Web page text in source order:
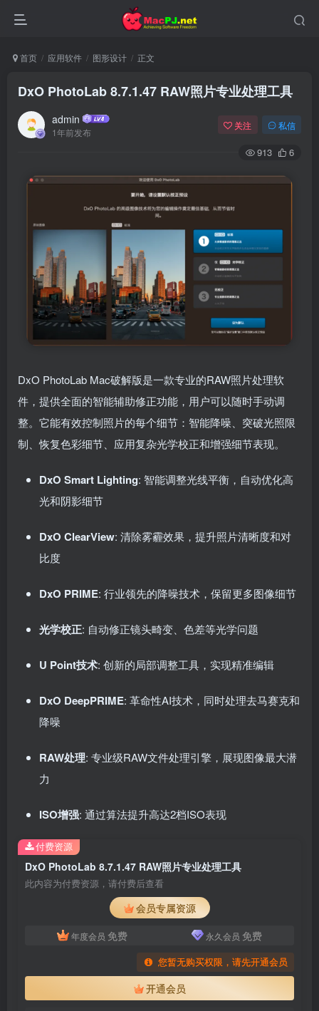
首页 应用软件 图形设计 正文
DxO PhotoLab 8.7.1.47 RAW照片专业处理工具
admin
1年前发布
关注 私信
913 6
DxO PhotoLab Mac破解版是一款专业的RAW照片处理软
件，提供全面的智能辅助修正功能，用户可以随时手动调
整。它能有效控制照片的每个细节：智能降噪、突破光照限
制、恢复色彩细节、应用复杂光学校正和增强细节表现。
DxO Smart Lighting: 智能调整光线平衡，自动优化高
光和阴影细节
DxO ClearView: 清除雾霾效果，提升照片清晰度和对
比度
DxO PRIME: 行业领先的降噪技术，保留更多图像细节
光学校正: 自动修正镜头畸变、色差等光学问题
U Point技术: 创新的局部调整工具，实现精准编辑
DxO DeepPRIME: 革命性AI技术，同时处理去马赛克和
降噪
RAW处理: 专业级RAW文件处理引擎，展现图像最大潜
力
ISO增强: 通过算法提升高达2档ISO表现
DxO PhotoLab 8.7.1.47 RAW照片专业处理工具
此内容为付费资源，请付费后查看
会员专属资源
年度会员 免费 永久会员 免费
您暂无购买权限，请先开通会员
开通会员
付费资源